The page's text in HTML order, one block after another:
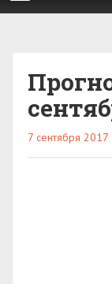
7 сентября 2017